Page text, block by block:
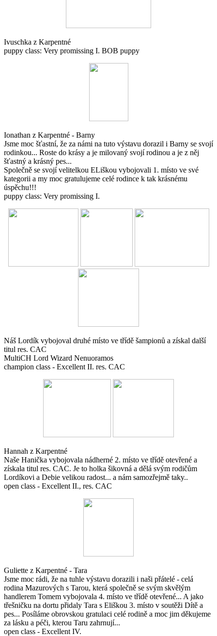
Ivuschka z Karpentné
puppy class: Very promissing I. BOB puppy
Ionathan z Karpentné - Barny
Jsme moc šťastní, že za námi na tuto výstavu dorazil i Barny se svojí
rodinkou... Roste do krásy a je milovaný svojí rodinou a je z něj
šťastný a krásný pes...
Společně se svojí velitelkou ELiškou vybojovali 1. místo ve své
kategorii a my moc gratulujeme celé rodince k tak krásnému
úspěchu!!!
puppy class: Very promissing I.
Náš Lordík vybojoval druhé místo ve třídě šampionů a získal další
titul res. CAC
MultiCH Lord Wizard Nenuoramos
champion class - Excellent II. res. CAC
Hannah z Karpentné
Naše Hanička vybojovala nádherné 2. místo ve třídě otevřené a
získala titul res. CAC. Je to holka šikovná a dělá svým rodičům
Lordíkovi a Debie velikou radost... a nám samozřejmě taky..
open class - Excellent II., res. CAC
Guliette z Karpentné - Tara
Jsme moc rádi, že na tuhle výstavu dorazili i naši přátelé - celá
rodina Mazurových s Tarou, která společně se svým skvělým
handlerem Tomem vybojovala 4. místo ve třídě otevřené... A jako
třešničku na dortu přidaly Tara s Eliškou 3. místo v soutěži Dítě a
pes... Posíláme obrovskou gratulaci celé rodině a moc jim děkujeme
za lásku a péči, kterou Taru zahrnují...
open class - Excellent IV.